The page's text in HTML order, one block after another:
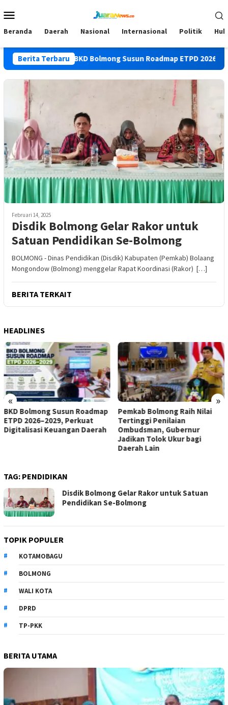
ke
Mobile
Beranda Daerah Nasional Internasional Politik
Berita TerbaruBKD Bolmong Susun Roadmap ETPD 2026–2029,
Februari 14, 2025
Disdik Bolmong Gelar Rakor untuk
Satuan Pendidikan Se-Bolmong
BOLMONG - Dinas Pendidikan (Disdik) Kabupaten (Pemkab) Bolaang
Mongondow (Bolmong) menggelar Rapat Koordinasi (Rakor) […]
BERITA TERKAIT
HEADLINES
« »
BKD Bolmong Susun Roadmap
ETPD 2026–2029, Perkuat
Digitalisasi Keuangan Daerah
Pemkab Bolmong Raih Nilai
Tertinggi Penilaian
Ombudsman, Gubernur
Jadikan Tolok Ukur bagi
Daerah Lain
TAG: PENDIDIKAN
Disdik Bolmong Gelar Rakor untuk Satuan
Pendidikan Se-Bolmong
TOPIK POPULER
KOTAMOBAGU
BOLMONG
WALI KOTA
DPRD
TP-PKK
BERITA UTAMA